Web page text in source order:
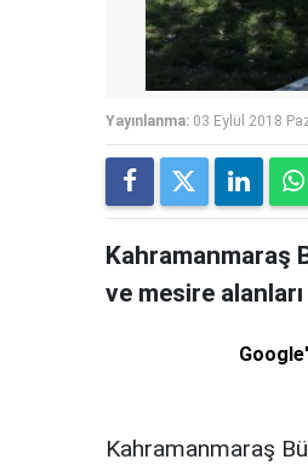
Yayınlanma: 03 Eylül 2018
Kahramanmaraş
ve mesire
Kahramanmaraş